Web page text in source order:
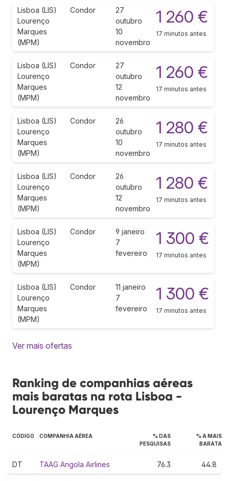
Lisboa (LIS)
Lourenço
Marques
(MPM)
Condor
27
outubro
10
novembro
1 260 €
17 minutos antes
Lisboa (LIS)
Lourenço
Marques
(MPM)
Condor
27
outubro
12
novembro
1 260 €
17 minutos antes
Lisboa (LIS)
Lourenço
Marques
(MPM)
Condor
26
outubro
10
novembro
1 280 €
17 minutos antes
Lisboa (LIS)
Lourenço
Marques
(MPM)
Condor
26
outubro
12
novembro
1 280 €
17 minutos antes
Lisboa (LIS)
Lourenço
Marques
(MPM)
Condor
9 janeiro
7
fevereiro
1 300 €
17 minutos antes
Lisboa (LIS)
Lourenço
Marques
(MPM)
Condor
11 janeiro
7
fevereiro
1 300 €
17 minutos antes
Ver mais ofertas
Ranking de companhias aéreas
mais baratas na rota Lisboa -
Lourenço Marques
CÓDIGO COMPANHIA AÉREA
% DAS
PESQUISAS
% A MAIS
BARATA
DT TAAG Angola Airlines 76.3 44.8